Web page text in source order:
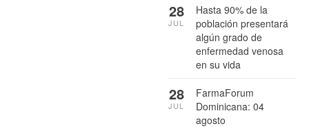
Hasta 90% de la
población presentará
algún grado de
enfermedad venosa
en su vida
28
JUL
FarmaForum
Dominicana: 04
agosto
28
JUL